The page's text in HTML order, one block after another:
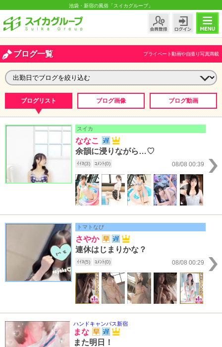
池袋・新宿の風俗「スイカグループ」
ブログ一覧 プライベート動画や自撮り写真満載
ブログリスト ブログ画像 ブログ動画
スイカ
ななこ
余韻に浸りながら…♡
ｲｲﾈ(3) ｺﾒﾝﾄ(0) 08/08 00:39
トマトなび
さやか
連休はじまりかな？
ｲｲﾈ(5) ｺﾒﾝﾄ(0) 08/08 00:29
ハンドキャンパス新宿
まな
また明日！